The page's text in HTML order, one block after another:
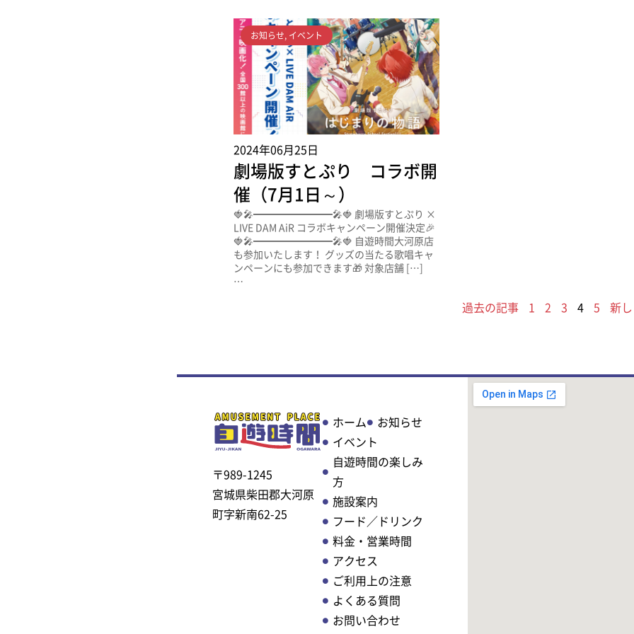
お知らせ イベント
2024年06月25日
劇場版すとぷり コラボ開
催（7月1日～）
🍓🎤━━━━━━━━🎤🍓 劇場版すとぷり ×
LIVE DAM AiR コラボキャンペーン開催決定🎉
🍓🎤━━━━━━━━🎤🍓 自遊時間大河原店
も参加いたします！ グッズの当たる歌唱キャ
ンペーンにも参加できます🎁 対象店舗 […]
…
過去の記事 1 2 3 4 5 新
〒989-1245
宮城県柴田郡大河原
町字新南62-25
ホーム
お知らせ
イベント
自遊時間の楽しみ
方
施設案内
フード／ドリンク
料金・営業時間
アクセス
ご利用上の注意
よくある質問
お問い合わせ